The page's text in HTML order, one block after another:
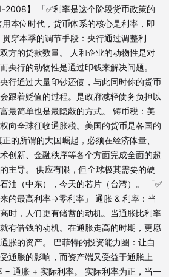
段货币政策的核心
来的最高利率→零利率
光谱右移
与桥水破产
体系与制造国的宿命
与被榨的几十年
索
季：2008-2020
家拥有了全球主要储备货币的地位时，政府
多的钱，央行也会倾向于印更多的钱。
分经济部门的看待美国的债务问题。政府部
确实有压力，但与此同时，私人部门的资产
。
门的杠杆率，搞清楚谁是这一轮的杠鼎的主
债务高压时，他的应对手段无论在当时还是
得离谱。
2008】 「✅利率是这个阶段货币政策的
本位时代，货币体系的核心是利率，即
穿本季的调节手段：央行通过调整利
方的贷款数量。 人和企业的动物性是对
央行的动物性是通过印钱来解决问题。
行通过大量印钞还债，与此同时你的货币
跟着贬值的过程。是政府减轻债务负担以
最简单也是最隐蔽的方式。 铸币税：美
向全球征收通胀税。美国的货币是各国的
的所谓的大国崛起，必须在经济体量、
创新、金融秩序等各个方面完成全面的超
主导。 供应有限，但全球极其需要的硬
油（中东），今天的芯片（台湾）。 「✅
的最高利率→零利率」 通胀 & 利率：当
时，人们更有储蓄的动机。当通胀比利率
有借钱的动机。在通胀走高的时期，更愿
胀的资产。 巴菲特的投资能力圈：让自
通胀的影响，而资产端又受益于通胀上
= 通胀 + 实际利率。 实际利率为正，当一